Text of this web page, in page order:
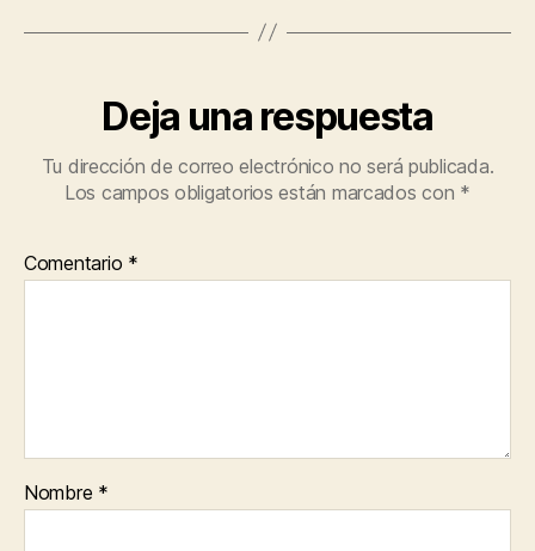
Deja una respuesta
Tu dirección de correo electrónico no será publicada.
Los campos obligatorios están marcados con *
Comentario *
Nombre *